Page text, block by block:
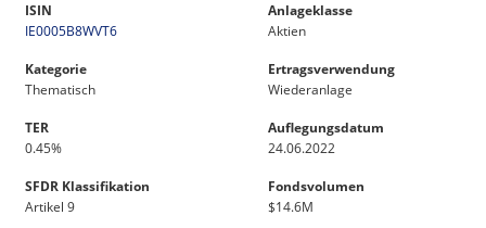
ISIN
IE0005B8WVT6
Anlageklasse
Aktien
Kategorie
Thematisch
Ertragsverwendung
Wiederanlage
TER
0.45%
Auflegungsdatum
24.06.2022
SFDR Klassifikation
Artikel 9
Fondsvolumen
$14.6M